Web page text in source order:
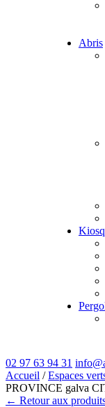
Abris
02 97 63 94 31
Accueil /Espaces
PROVINCE galva
← Retour aux